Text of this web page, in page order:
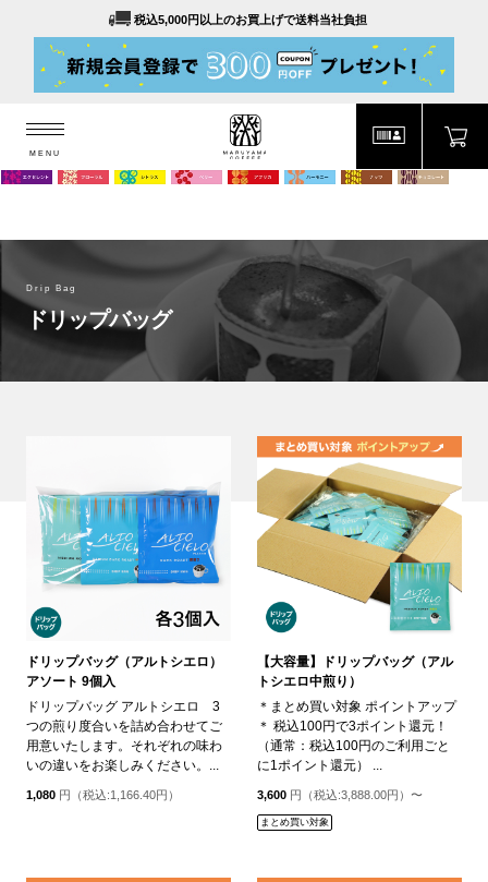
税込5,000円以上のお買上げで送料当社負担
MENU
MENU
Drip Bag
ドリップバッグ
ドリップバッグ（アルトシエロ）
アソート 9個入
ドリップバッグ アルトシエロ 3
つの煎り度合いを詰め合わせてご
用意いたします。それぞれの味わ
いの違いをお楽しみください。...
1,080 円（税込:1,166.40円）
【大容量】ドリップバッグ（アル
トシエロ中煎り）
＊まとめ買い対象 ポイントアップ
＊ 税込100円で3ポイント還元！
（通常：税込100円のご利用ごと
に1ポイント還元） ...
3,600 円（税込:3,888.00円）〜
まとめ買い対象